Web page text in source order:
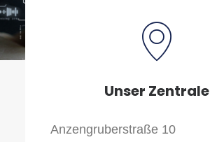
Unser Zentrale
Anzengruberstraße 10